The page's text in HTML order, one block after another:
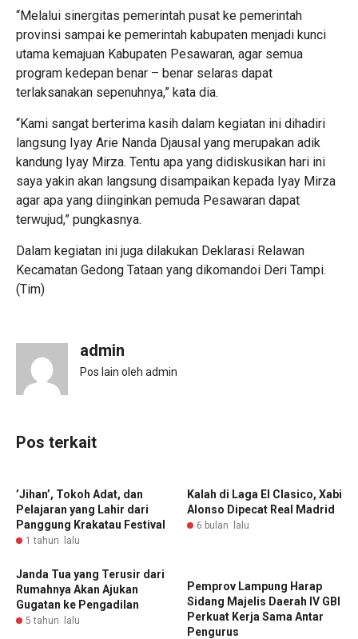
“Melalui sinergitas pemerintah pusat ke pemerintah
provinsi sampai ke pemerintah kabupaten menjadi kunci
utama kemajuan Kabupaten Pesawaran, agar semua
program kedepan benar – benar selaras dapat
terlaksanakan sepenuhnya,” kata dia.
“Kami sangat berterima kasih dalam kegiatan ini dihadiri
langsung Iyay Arie Nanda Djausal yang merupakan adik
kandung Iyay Mirza. Tentu apa yang didiskusikan hari ini
saya yakin akan langsung disampaikan kepada Iyay Mirza
agar apa yang diinginkan pemuda Pesawaran dapat
terwujud,” pungkasnya.
Dalam kegiatan ini juga dilakukan Deklarasi Relawan
Kecamatan Gedong Tataan yang dikomandoi Deri Tampi.
(Tim)
admin
Pos lain oleh admin
Pos terkait
‎’Jihan’, Tokoh Adat, dan
Pelajaran yang Lahir dari
Panggung Krakatau Festival ‎
1 tahun lalu
‎Kalah di Laga El Clasico, Xabi
Alonso Dipecat Real Madrid ‎
6 bulan lalu
Janda Tua yang Terusir dari
Rumahnya Akan Ajukan
Gugatan ke Pengadilan
5 tahun lalu
Pemprov Lampung Harap
Sidang Majelis Daerah IV GBI
Perkuat Kerja Sama Antar
Pengurus